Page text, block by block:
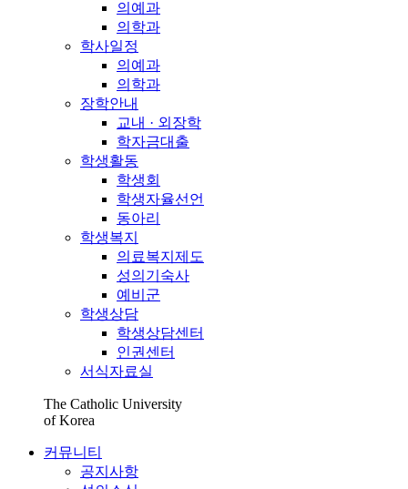
의예과
의학과
학사일정
의예과
의학과
장학안내
교내 · 외장학
학자금대출
학생활동
학생회
학생자율선언
동아리
학생복지
의료복지제도
성의기숙사
예비군
학생상담
학생상담센터
인권센터
서식자료실
The Catholic University
of Korea
커뮤니티
공지사항